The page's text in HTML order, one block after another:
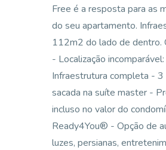
Free é a resposta para as
do seu apartamento.
112m2 do lado de dentro.
- Localização
Infraestrutura completa -
sacada na suíte master -
incluso no valor do
Ready4You® - Opção de
luzes, persianas,